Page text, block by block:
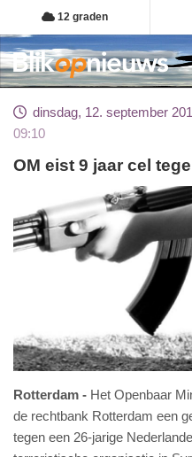
Overslaan
en
naar
de
gaan
12 graden
dinsdag, 12. september
09:10
OM eist 9 jaar cel
Rotterdam
Het Openbaar
de rechtbank Rotterdam een
tegen een 26-jarige